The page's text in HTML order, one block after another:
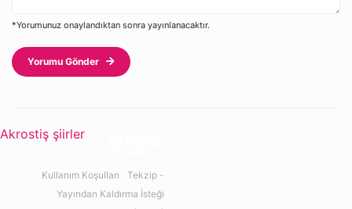
*Yorumunuz onaylandıktan sonra yayınlanacaktır.
Yorumu Gönder
Akrostiş şiirler
Kullanım Koşulları
Tekzip -
Yayından Kaldırma İsteği